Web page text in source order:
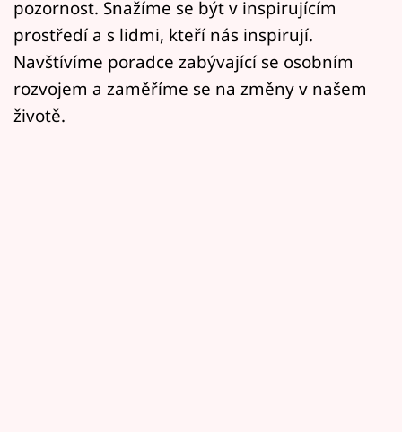
Přihlášení
pozornost. Snažíme se být v inspirujícím
prostředí a s lidmi, kteří nás inspirují.
Navštívíme poradce zabývající se osobním
rozvojem a zaměříme se na změny v našem
životě.